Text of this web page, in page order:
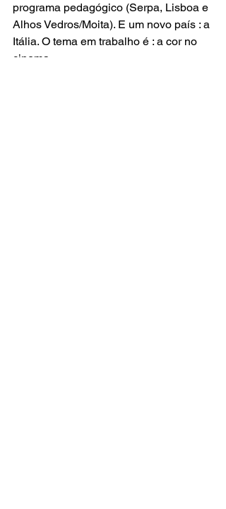
programa pedagógico (Serpa, Lisboa e
Alhos Vedros/Moita). E um novo país : a
Itália. O tema em trabalho é : a cor no
cinema